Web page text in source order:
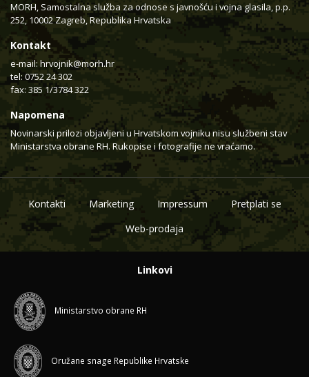
MORH, Samostalna služba za odnose s javnošću i vojna glasila, p.p.
252, 10002 Zagreb, Republika Hrvatska
Kontakt
e-mail: hrvojnik@morh.hr
tel: 0752 24 302
fax: 385 1/3784 322
Napomena
Novinarski prilozi objavljeni u Hrvatskom vojniku nisu službeni stav
Ministarstva obrane RH. Rukopise i fotografije ne vraćamo.
Kontakti Marketing Impressum
Pretplati se
Web-prodaja
Linkovi
Ministarstvo obrane RH
Oružane snage Republike Hrvatske